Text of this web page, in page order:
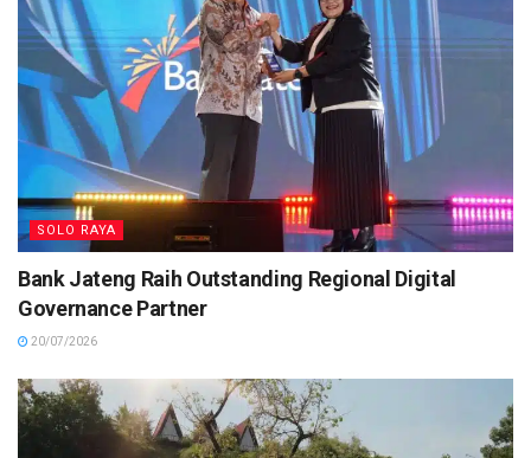
SOLO RAYA
Bank Jateng Raih Outstanding Regional Digital
Governance Partner
20/07/2026